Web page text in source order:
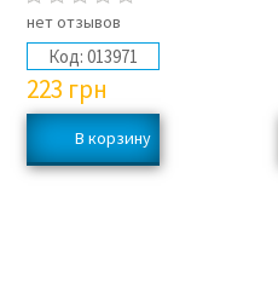
нет отзывов
Код: 013971
223 грн